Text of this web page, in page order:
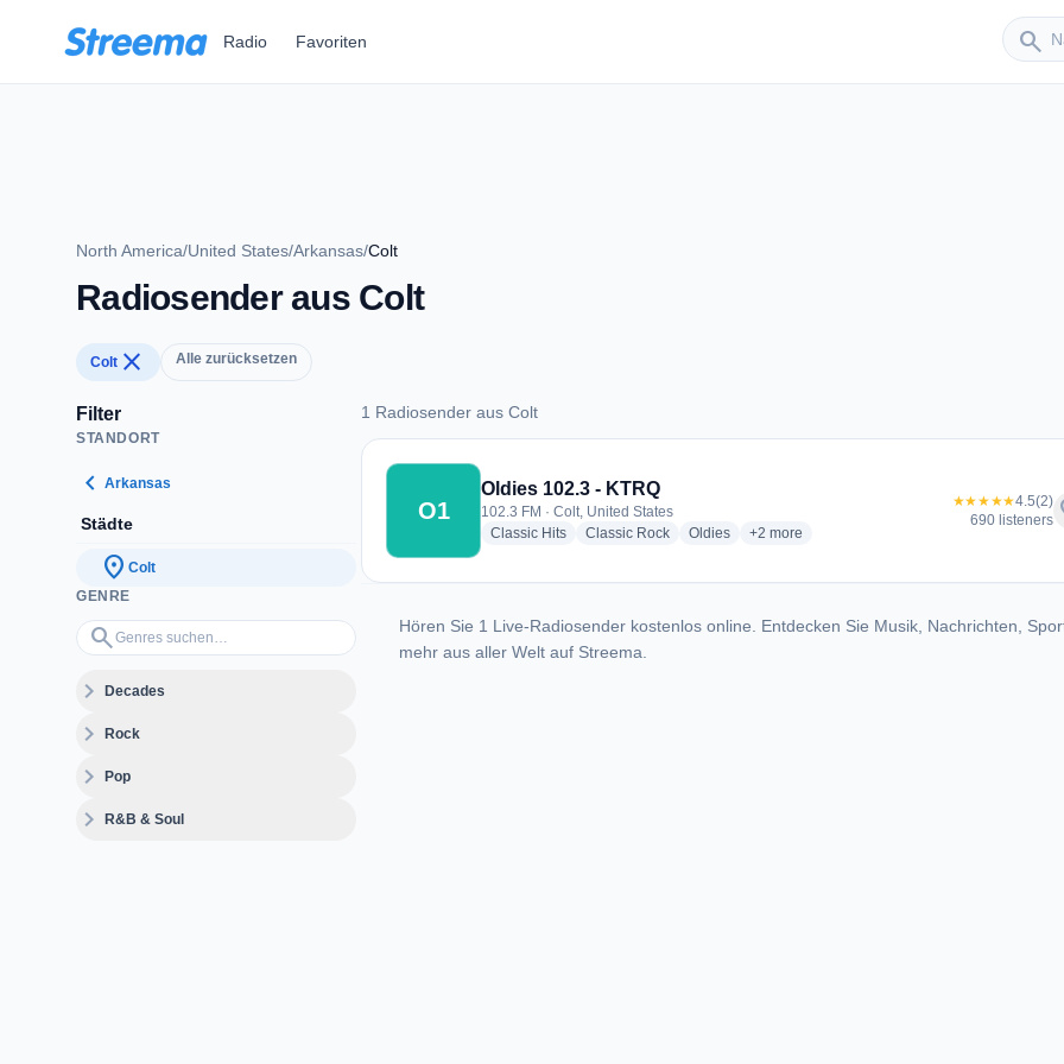
Radio Favoriten search
Sender
North America/United States/Arkansas/Colt
Radiosender aus Colt
Colt close Alle zurücksetzen
Filter
STANDORT
chevron_left Arkansas
Städte
location_on Colt
GENRE
search
Genres suchen…
expand_moreDecades
expand_moreRock
expand_morePop
expand_moreR&B & Soul
1 Radiosender aus Colt
1 Radiosender aus Colt
O1
Oldies 102.3 - KTRQ
102.3 FM · Colt, United States
Classic Hitsradio stations
Classic Rockradio stations
Oldiesradio stations
+2 more genres for Oldies 102.3 - KTRQ
more
★★★★★4.5(2)
690 listeners
Hören Sie 1 Live-Radiosender kostenlos online. Entdecken Sie Musik, Nachrichten,
mehr aus aller Welt auf Streema.